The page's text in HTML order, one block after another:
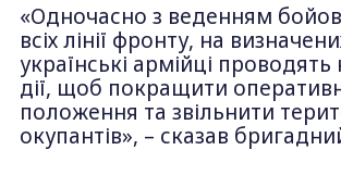
«Одночасно з веденням
всіх лінії фронту, на
українські армійці проводять
дії, щоб покращити
положення та звільнити
окупантів», – сказав